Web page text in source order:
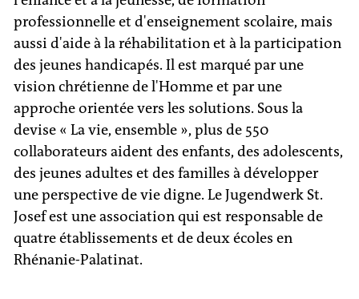
professionnelle et d'enseignement scolaire, mais
aussi d'aide à la réhabilitation et à la participation
des jeunes handicapés. Il est marqué par une
vision chrétienne de l'Homme et par une
approche orientée vers les solutions. Sous la
devise « La vie, ensemble », plus de 550
collaborateurs aident des enfants, des adolescents,
des jeunes adultes et des familles à développer
une perspective de vie digne. Le Jugendwerk St.
Josef est une association qui est responsable de
quatre établissements et de deux écoles en
Rhénanie-Palatinat.